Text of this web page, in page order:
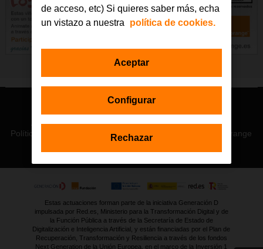
© Orange 2026
Accesibilidad
Lectura accesible: Confort+
Contacto
Política de privacidad
Política de cookies Orange
Estas actuaciones forman parte de la iniciativa Generación D
impulsada por Red.es, Ministerio para la Transformación Digital y de
la Función Pública a través de la Secretaría de Estado de
Digitalización e Inteligencia Artificial, y están financiadas por el Plan de
Recuperación, Transformación y Resiliencia a través de los fondos
Next Generation de la Unión Europea, en el marco de la Inversión 1
de acceso, etc) Si quieres saber más, echa
un vistazo a nuestra
política de cookies.
Configurar
Rechazar
Aceptar